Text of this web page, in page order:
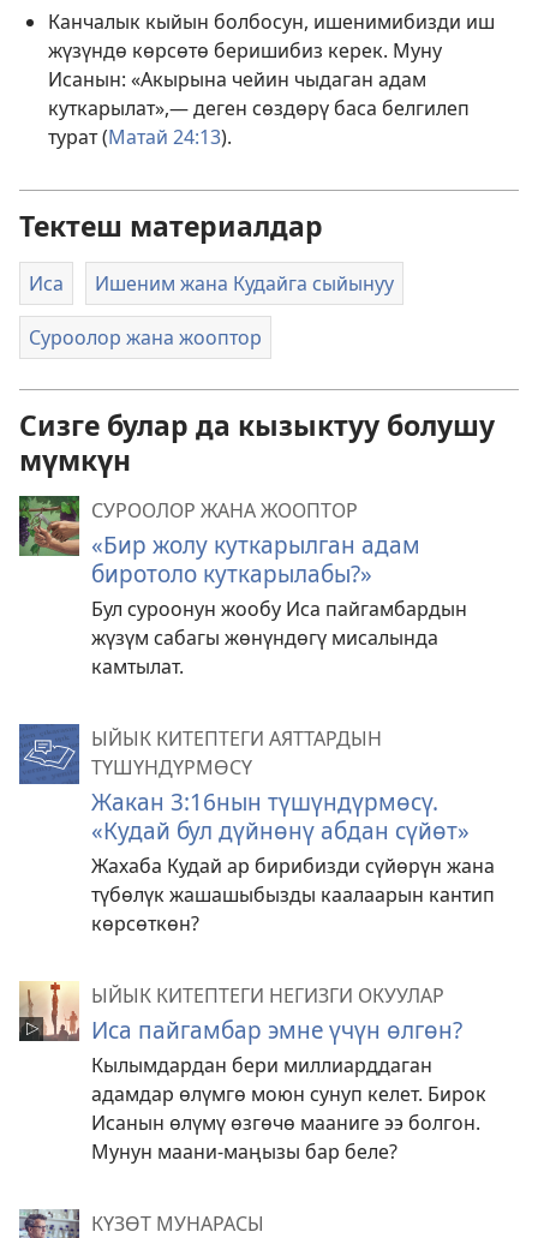
Канчалык кыйын болбосун, ишенимибизди иш
жүзүндө көрсөтө беришибиз керек. Муну
Исанын: «Акырына чейин чыдаган адам
куткарылат»,— деген сөздөрү баса белгилеп
турат (Матай 24:13).
Тектеш материалдар
Иса Ишеним жана Кудайга сыйынуу
Суроолор жана жооптор
Сизге булар да кызыктуу болушу
мүмкүн
СУРООЛОР ЖАНА ЖООПТОР
«Бир жолу куткарылган адам
биротоло куткарылабы?»
Бул суроонун жообу Иса пайгамбардын
жүзүм сабагы жөнүндөгү мисалында
камтылат.
ЫЙЫК КИТЕПТЕГИ АЯТТАРДЫН
ТҮШҮНДҮРМӨСҮ
Жакан 3:16нын түшүндүрмөсү.
«Кудай бул дүйнөнү абдан сүйөт»
Жахаба Кудай ар бирибизди сүйөрүн жана
түбөлүк жашашыбызды каалаарын кантип
көрсөткөн?
ЫЙЫК КИТЕПТЕГИ НЕГИЗГИ ОКУУЛАР
Иса пайгамбар эмне үчүн өлгөн?
Кылымдардан бери миллиарддаган
адамдар өлүмгө моюн сунуп келет. Бирок
Исанын өлүмү өзгөчө мааниге ээ болгон.
Мунун маани-маңызы бар беле?
КҮЗӨТ МУНАРАСЫ